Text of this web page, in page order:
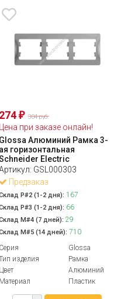
274₽ 304 руб.
Цена при заказе онлайн!
Glossa Алюминий Рамка 3-
ая горизонтальная
Electric
GSL000303
Предзаказ
Р#2 (1-2 дня): 167
Р#3 (1-2 дня): 66
М#4 (7 дней): 29
М#5 (14 дней): 710
Серия
Glossa
изделия
Рамка
Цвет
Алюминий
Материал
Пластик